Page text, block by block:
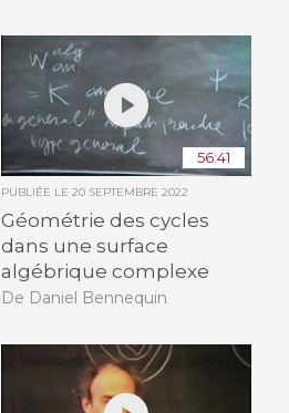
56:41
PUBLIÉE LE 20 SEPTEMBRE 2022
Géométrie des cycles
dans une surface
algébrique complexe
De Daniel Bennequin